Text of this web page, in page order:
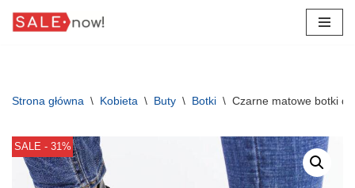
Strona główna \ Kobieta \ Buty \ Botki \ Czarne matowe botki
SALE - 31%